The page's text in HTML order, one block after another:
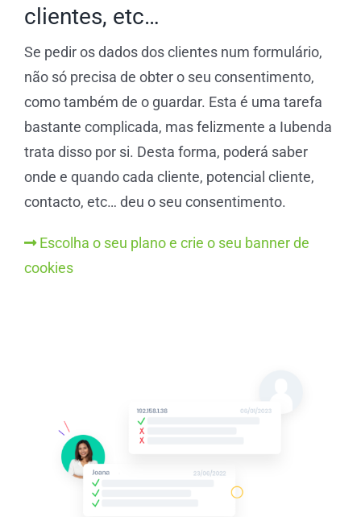
clientes, etc…
Se pedir os dados dos clientes num formulário,
não só precisa de obter o seu consentimento,
como também de o guardar. Esta é uma tarefa
bastante complicada, mas felizmente a Iubenda
trata disso por si. Desta forma, poderá saber
onde e quando cada cliente, potencial cliente,
contacto, etc… deu o seu consentimento.
Escolha o seu plano e crie o seu banner de
cookies